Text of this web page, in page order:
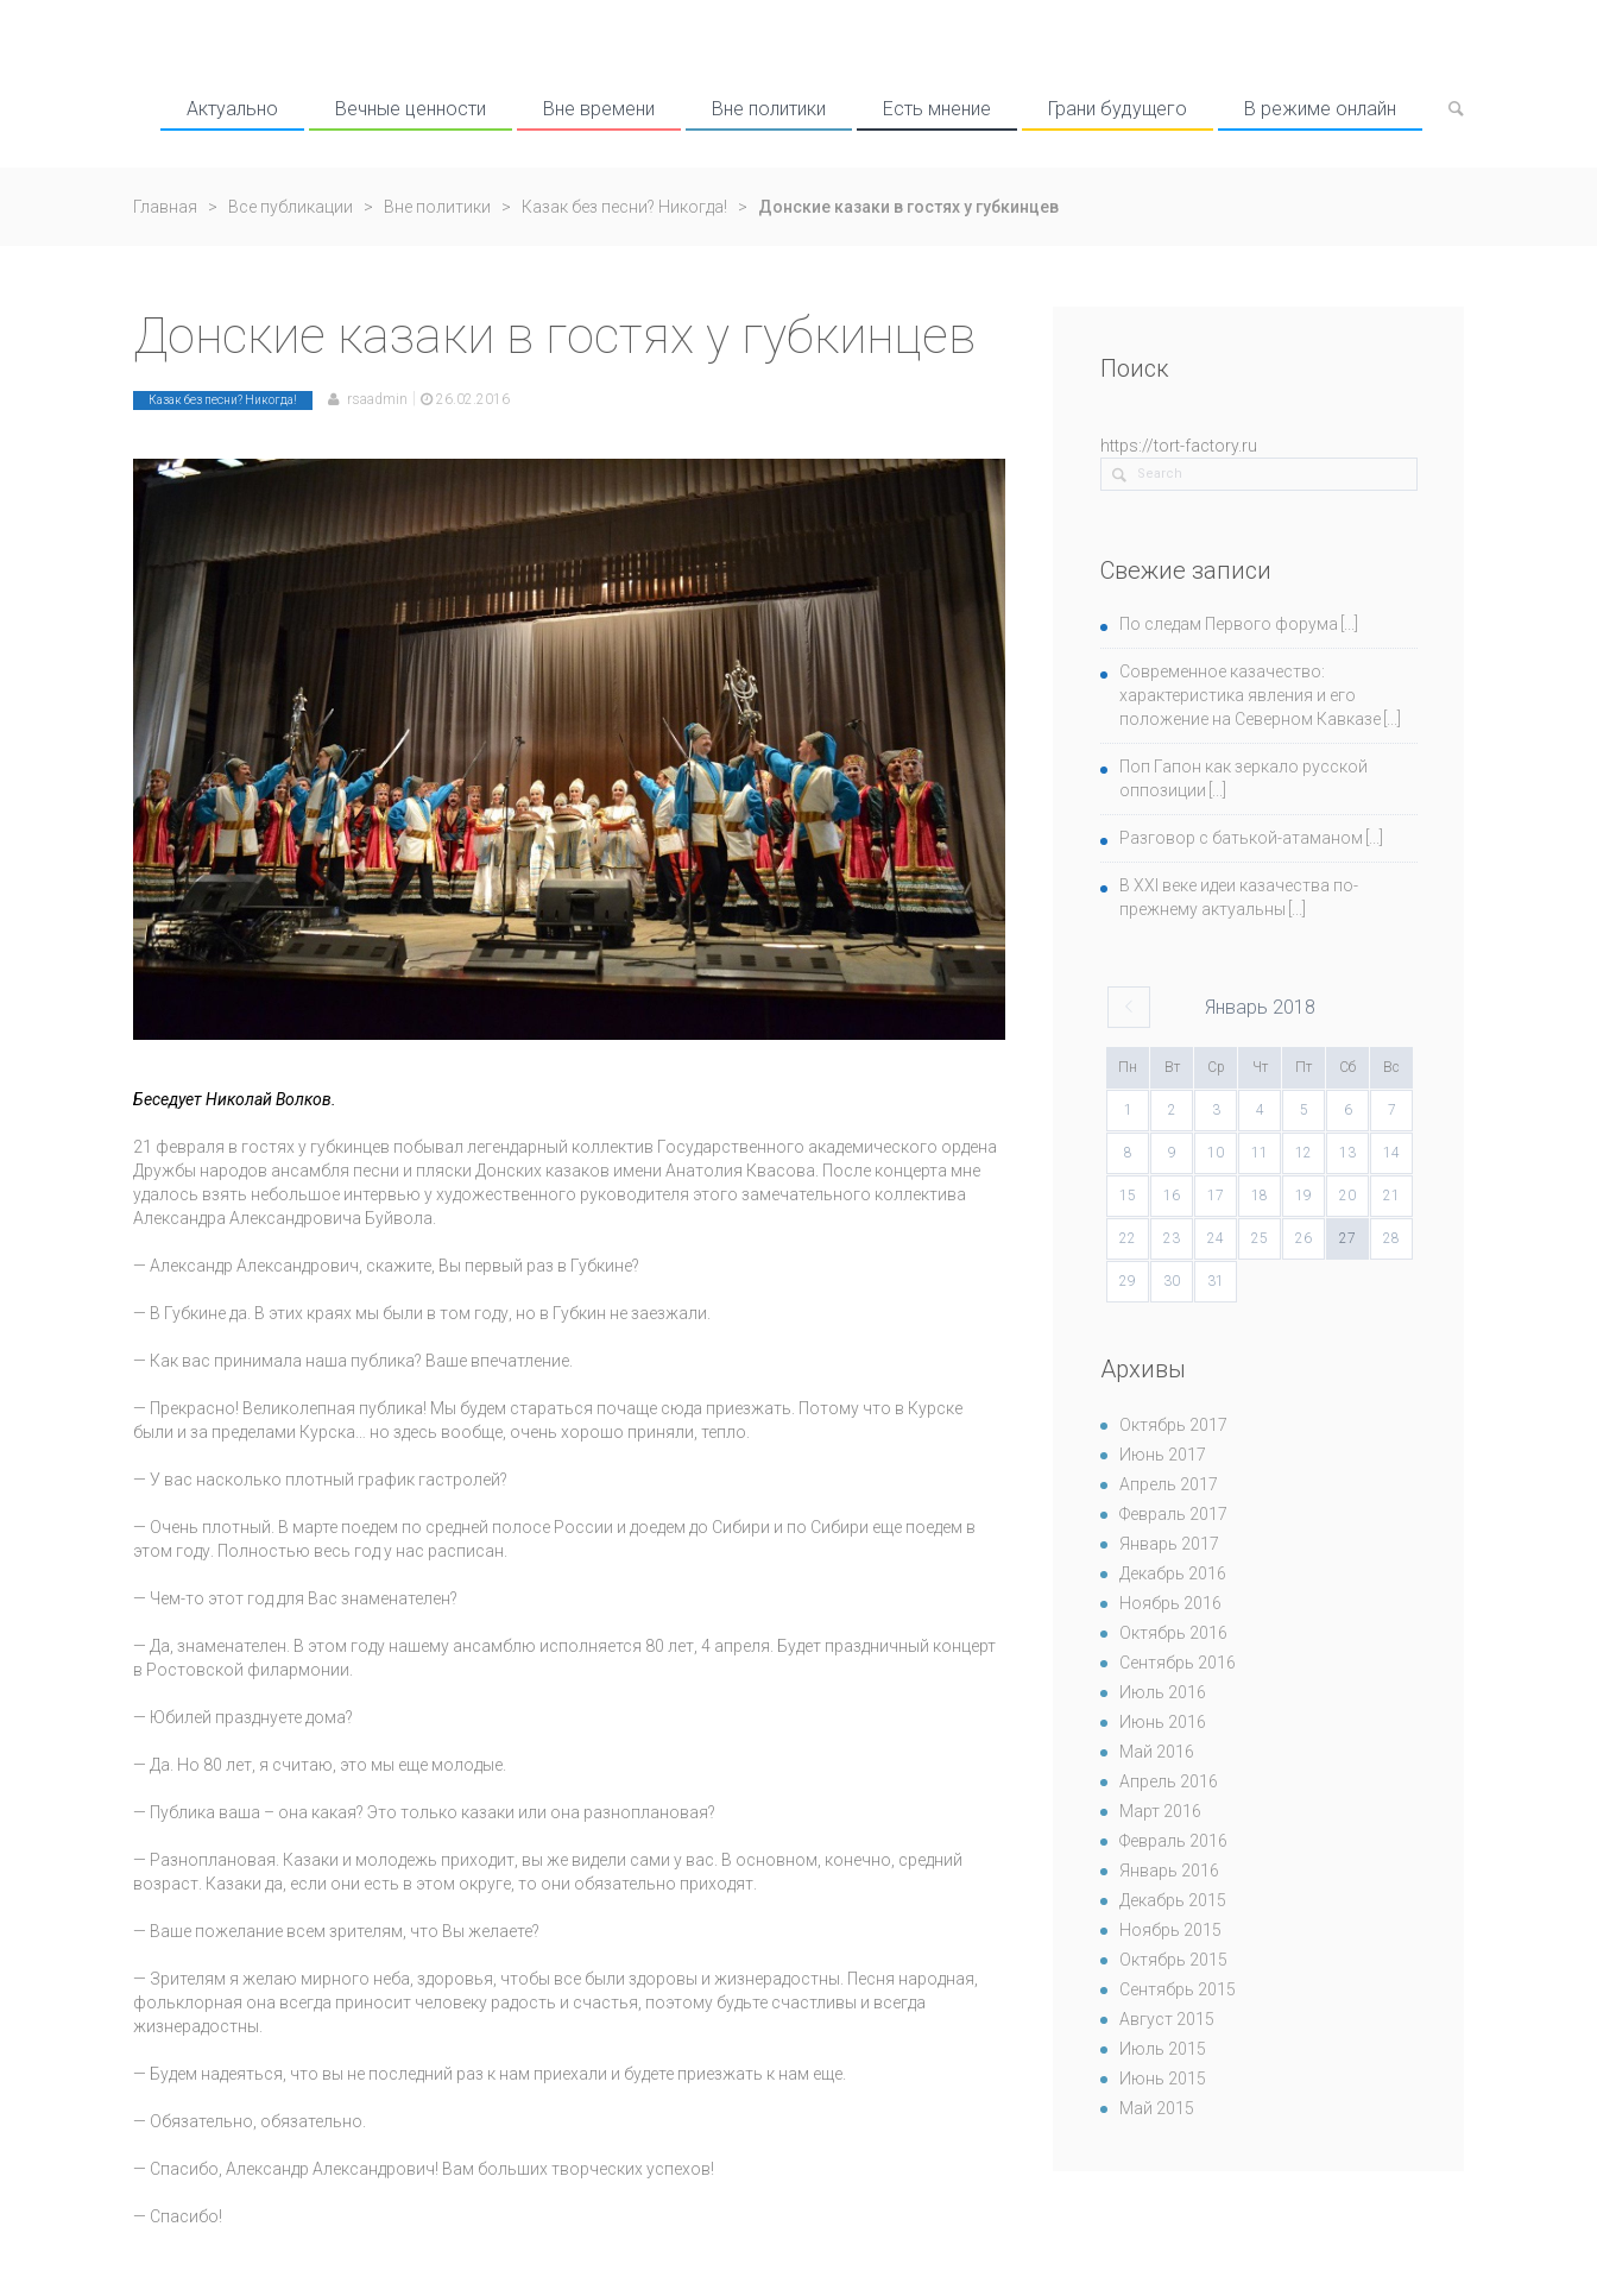
Актуально Вечные ценности Вне времени Вне политики Есть мнение Грани будущего В режиме онлайн
Главная > Все публикации > Вне политики > Казак без песни? Никогда! > Донские казаки в гостях у губкинцев
Донские казаки в гостях у губкинцев
Казак без песни? Никогда! rsaadmin 26.02.2016
Беседует Николай Волков.
21 февраля в гостях у губкинцев побывал легендарный коллектив Государственного академического ордена
Дружбы народов ансамбля песни и пляски Донских казаков имени Анатолия Квасова. После концерта мне
удалось взять небольшое интервью у художественного руководителя этого замечательного коллектива
Александра Александровича Буйвола.
— Александр Александрович, скажите, Вы первый раз в Губкине?
— В Губкине да. В этих краях мы были в том году, но в Губкин не заезжали.
— Как вас принимала наша публика? Ваше впечатление.
— Прекрасно! Великолепная публика! Мы будем стараться почаще сюда приезжать. Потому что в Курске
были и за пределами Курска… но здесь вообще, очень хорошо приняли, тепло.
— У вас насколько плотный график гастролей?
— Очень плотный. В марте поедем по средней полосе России и доедем до Сибири и по Сибири еще поедем в
этом году. Полностью весь год у нас расписан.
— Чем-то этот год для Вас знаменателен?
— Да, знаменателен. В этом году нашему ансамблю исполняется 80 лет, 4 апреля. Будет праздничный концерт
в Ростовской филармонии.
— Юбилей празднуете дома?
— Да. Но 80 лет, я считаю, это мы еще молодые.
— Публика ваша – она какая? Это только казаки или она разноплановая?
— Разноплановая. Казаки и молодежь приходит, вы же видели сами у вас. В основном, конечно, средний
возраст. Казаки да, если они есть в этом округе, то они обязательно приходят.
— Ваше пожелание всем зрителям, что Вы желаете?
— Зрителям я желаю мирного неба, здоровья, чтобы все были здоровы и жизнерадостны. Песня народная,
фольклорная она всегда приносит человеку радость и счастья, поэтому будьте счастливы и всегда
жизнерадостны.
— Будем надеяться, что вы не последний раз к нам приехали и будете приезжать к нам еще.
— Обязательно, обязательно.
— Спасибо, Александр Александрович! Вам больших творческих успехов!
— Спасибо!
Поиск
https://tort-factory.ru
Свежие записи
По следам Первого форума
Современное казачество:
характеристика явления и его
положение на Северном Кавказе
Поп Гапон как зеркало русской
оппозиции
Разговор с батькой-атаманом
В ХХI веке идеи казачества по-
прежнему актуальны
Январь 2018
Пн Вт Ср Чт Пт Сб Вс
1 2 3 4 5 6 7
8 9 10 11 12 13 14
15 16 17 18 19 20 21
22 23 24 25 26 27 28
29 30 31
Архивы
Октябрь 2017
Июнь 2017
Апрель 2017
Февраль 2017
Январь 2017
Декабрь 2016
Ноябрь 2016
Октябрь 2016
Сентябрь 2016
Июль 2016
Июнь 2016
Май 2016
Апрель 2016
Март 2016
Февраль 2016
Январь 2016
Декабрь 2015
Ноябрь 2015
Октябрь 2015
Сентябрь 2015
Август 2015
Июль 2015
Июнь 2015
Май 2015